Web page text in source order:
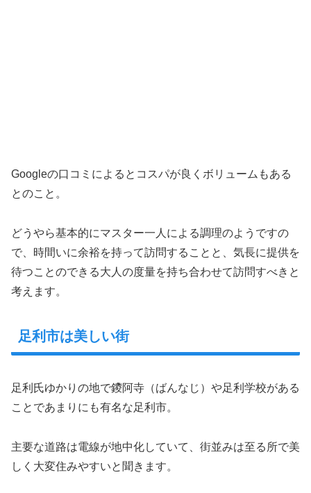
Googleの口コミによるとコスパが良くボリュームもある
とのこと。
どうやら基本的にマスター一人による調理のようですの
で、時間いに余裕を持って訪問することと、気長に提供を
待つことのできる大人の度量を持ち合わせて訪問すべきと
考えます。
足利市は美しい街
足利氏ゆかりの地で鑁阿寺（ばんなじ）や足利学校がある
ことであまりにも有名な足利市。
主要な道路は電線が地中化していて、街並みは至る所で美
しく大変住みやすいと聞きます。